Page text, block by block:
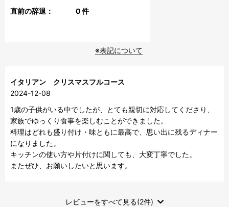
直前の辞退：
0件
※表記について
イタリアン クリスマスフルコース
2024-12-08
1歳の子供がいる中でしたが、とても親切に対応してくださり、
家族でゆっくり食事を楽しむことができました。
料理はどれも盛り付け・味ともに最高で、思い出に残るディナー
になりました。
キッチンの使い方や片付けに関しても、大変丁寧でした。
またぜひ、お願いしたいと思います。
レビューをすべて見る(2件)